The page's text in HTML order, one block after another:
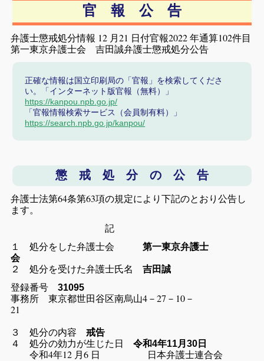
官 報 公 告
弁護士懲戒処分情報 12 月21 日付官報2022 年通算102件目
第一東京弁護士会 吉田誠弁護士懲戒処分公告
正確な情報は国立印刷局の「官報」を検索してくださ
い。「インターネット版官報（無料）」
https://kanpou.npb.go.jp/
「官報情報検索サービス（会員制有料）」
https://search.npb.go.jp/kanpou/
懲 戒 処 分 の 公 告
弁護士法第64条第63項の規定により下記のとおり公告し
ます。
記
１ 処分をした弁護士会
第一東京弁護士
会
２ 処分を受けた弁護士氏名吉田誠
登録番号 31095
事務所 東京都世田谷区南烏山4－27－10－
21
３ 処分の内容戒告
４ 処分の効力が生じた日 令和4年11月30日
令和4年12 月6 日 日本弁護士連合会